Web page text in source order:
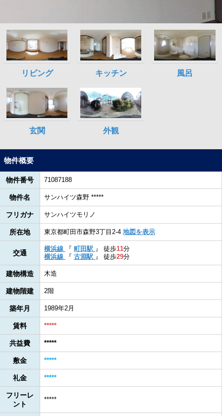
物件概要
物件番号 71087188
物件名 サンハイツ森野 *****
フリガナ サンハイツモリノ
所在地 東京都町田市森野3丁目2-4 地図を表示
交通
横浜線 『 町田駅 』 徒歩11分
横浜線
『 古淵駅 』 徒歩29分
建物構造 木造
建物階建 2階
築年月 1989年2月
賃料 *****
共益費 *****
敷金 *****
礼金 *****
フリーレ
ント
*****